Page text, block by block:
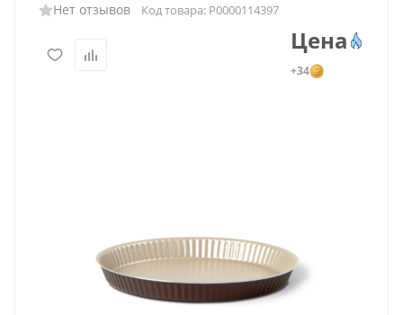
Нет отзывов Код товара: Р0000114397
Цена
+34